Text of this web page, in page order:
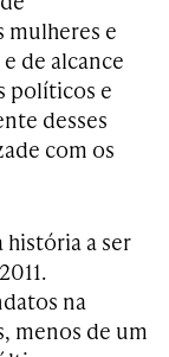
mulheres e
de alcance
políticos e
desses
com os
história a ser
na
menos de um